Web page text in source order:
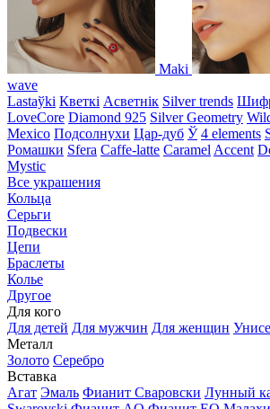
Maki
wave
Lastaўki Кветкі Асветнiк Silver trends
LoveCore Diamond 925 Silver Geometry
Mexico Подсолнухи Цар-дуб Ў 4 elements
Ромашки Sfera Caffe-latte Caramel Accent
Mystic
Все украшения
Кольца
Серьги
Подвески
Цепи
Браслеты
Колье
Другое
Для кого
Для детей Для мужчин Для женщин
Металл
Золото Серебро
Вставка
Агат Эмаль Фианит Сваровски Лунный